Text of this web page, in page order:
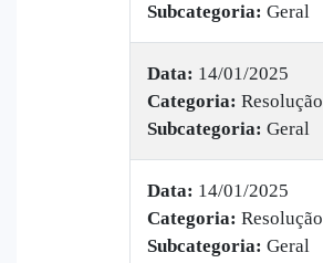
Subcategoria: Geral
Data: 14/01/2025
Categoria: Resolução
Subcategoria: Geral
Data: 14/01/2025
Categoria: Resolução
Subcategoria: Geral